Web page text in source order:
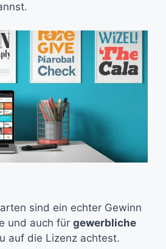
sind ein echter Gewinn
und auch für gewerbliche
auf die Lizenz achtest.